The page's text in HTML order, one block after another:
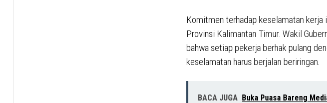
Komitmen terhadap keselamatan kerja
Provinsi Kalimantan Timur. Wakil
bahwa setiap pekerja berhak pulang
keselamatan harus berjalan beriringan.
BACA JUGA Buka Puasa Bareng